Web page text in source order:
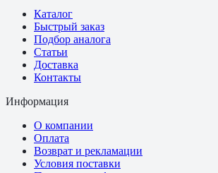
Каталог
Быстрый заказ
Подбор аналога
Статьи
Доставка
Контакты
Информация
О компании
Оплата
Возврат и рекламации
Условия поставки